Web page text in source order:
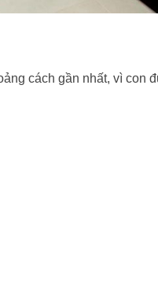
cách gần nhất, vì con